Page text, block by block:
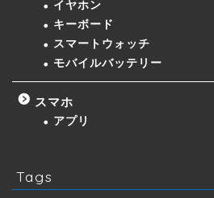
イヤホン
キーボード
スマートウォッチ
モバイルバッテリー
スマホ
アプリ
Tags